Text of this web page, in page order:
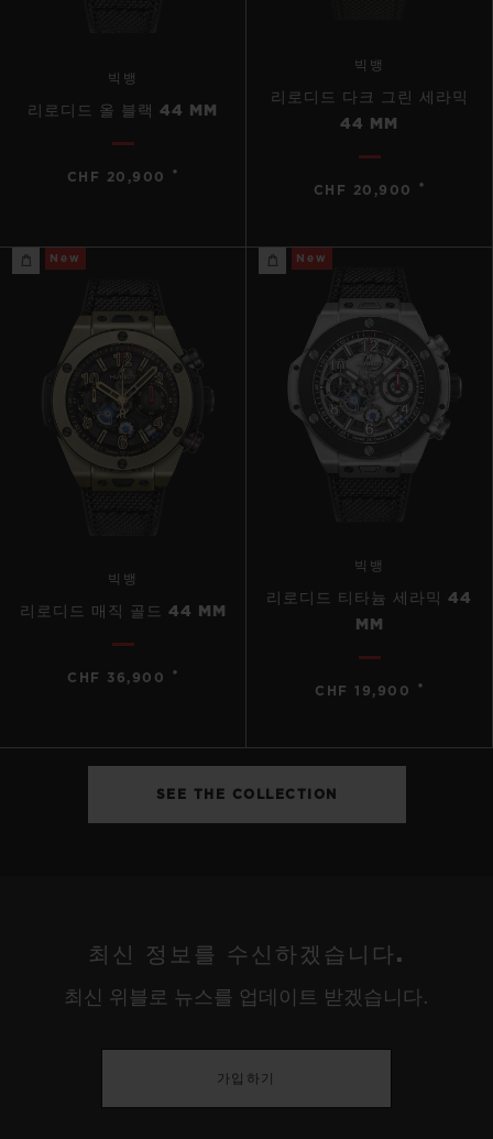
빅뱅
리로디드 올 블랙 44 MM
CHF 20,900 •
빅뱅
리로디드 다크 그린 세라믹
44 MM
CHF 20,900 •
New
빅뱅
리로디드 매직 골드 44 MM
CHF 36,900 •
New
빅뱅
리로디드 티타늄 세라믹 44
MM
CHF 19,900 •
SEE THE COLLECTION
최신 정보를 수신하겠습니다.
최신 위블로 뉴스를 업데이트 받겠습니다.
가입하기